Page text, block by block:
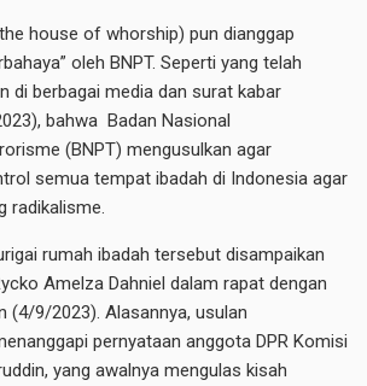
house of whorship) pun dianggap
oleh BNPT. Seperti yang telah
di berbagai media dan surat kabar
bahwa Badan Nasional
(BNPT) mengusulkan agar
semua tempat ibadah di Indonesia agar
radikalisme.
rumah ibadah tersebut disampaikan
Amelza Dahniel dalam rapat dengan
(4/9/2023). Alasannya, usulan
pernyataan anggota DPR Komisi
yang awalnya mengulas kisah